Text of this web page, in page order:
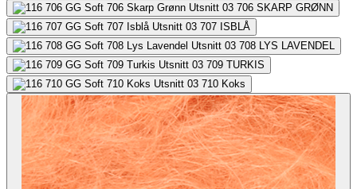
706 SKARP GRØNN
707 ISBLÅ
708 LYS LAVENDEL
709 TURKIS
710 Koks